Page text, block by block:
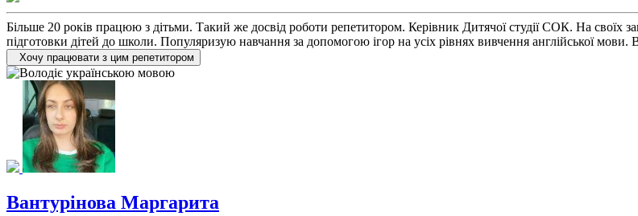
Більше 20 років працюю з дітьми. Такий же досвід роботи репетитором. Керівник Дитячої студії СОК. На своїх
підготовки дітей до школи. Популяризую навчання за допомогою ігор на усіх рівнях вивчення англійської мови.
Хочу працювати з цим репетитором
Вантурінова Маргарита